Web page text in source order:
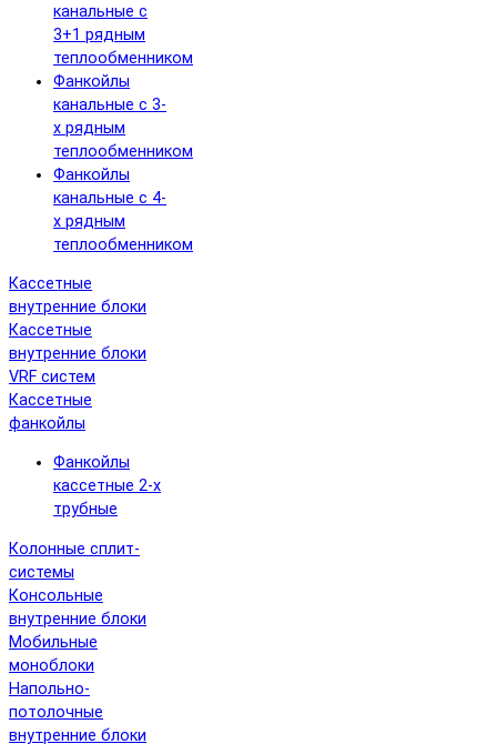
канальные с
3+1 рядным
теплообменником
Фанкойлы
канальные с 3-
х рядным
теплообменником
Фанкойлы
канальные с 4-
х рядным
теплообменником
Кассетные
внутренние блоки
Кассетные
внутренние блоки
VRF систем
Кассетные
фанкойлы
Фанкойлы
кассетные 2-х
трубные
Колонные сплит-
системы
Консольные
внутренние блоки
Мобильные
моноблоки
Напольно-
потолочные
внутренние блоки